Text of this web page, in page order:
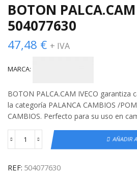
BOTON
504077630
47,48 € + IVA
MARCA:
BOTON PALCA.CAM IVECO garantiza
la categoría PALANCA CAMBIOS /
CAMBIOS. Perfecto para su uso en
AÑADIR
REF: 504077630